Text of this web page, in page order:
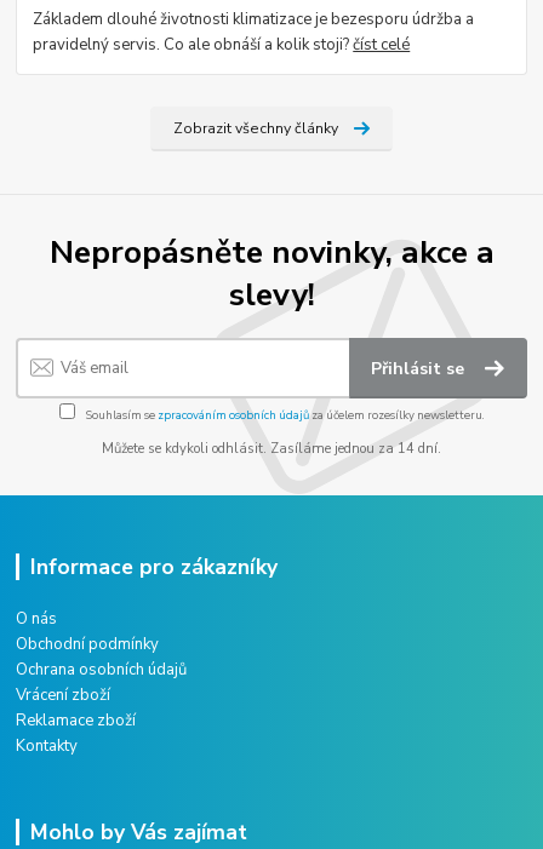
Základem dlouhé životnosti klimatizace je bezesporu údržba a
pravidelný servis. Co ale obnáší a kolik stoji?číst celé
Zobrazit všechny články
Nepropásněte novinky, akce a
slevy!
Přihlásit se
Souhlasím se zpracováním osobních údajůza účelem rozesílky newsletteru.
Můžete se kdykoli odhlásit. Zasíláme jednou za 14 dní.
Informace pro zákazníky
O nás
Obchodní podmínky
Ochrana osobních údajů
Vrácení zboží
Reklamace zboží
Kontakty
Mohlo by Vás zajímat